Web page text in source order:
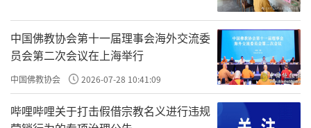
中国佛教协会第十一届理事会海外交流委
员会第二次会议在上海举行
中国佛教协会 2026-07-28 10:41:09
哔哩哔哩关于打击假借宗教名义进行违规